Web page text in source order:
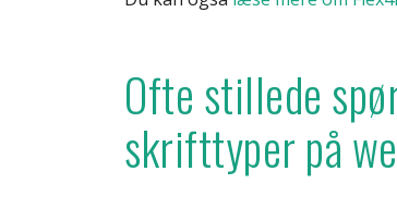
Ofte stillede
skrifttyper på